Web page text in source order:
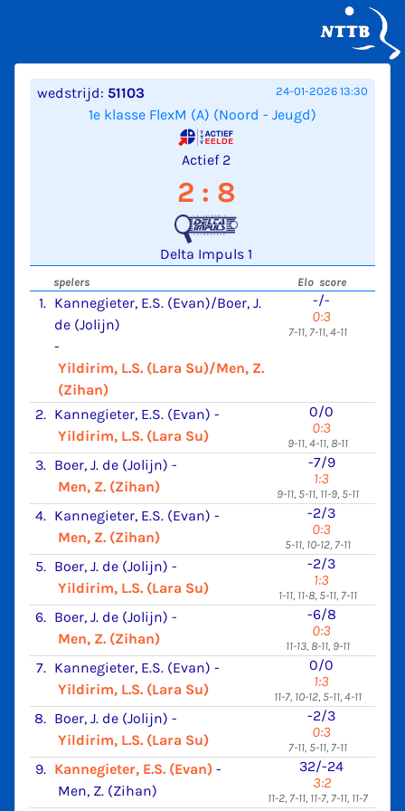
wedstrijd: 51103 24-01-2026 13:30
1e klasse FlexM (A) (Noord - Jeugd)
Actief 2
2 : 8
Delta Impuls 1
spelers Elo score
1. Kannegieter, E.S. (Evan)/Boer, J.
de (Jolijn)
-
Yildirim, L.S. (Lara Su)/Men, Z.
(Zihan)
-/-
0:3
7-11, 7-11, 4-11
2. Kannegieter, E.S. (Evan) -
Yildirim, L.S. (Lara Su)
0/0
0:3
9-11, 4-11, 8-11
3. Boer, J. de (Jolijn) -
Men, Z. (Zihan)
-7/9
1:3
9-11, 5-11, 11-9, 5-11
4. Kannegieter, E.S. (Evan) -
Men, Z. (Zihan)
-2/3
0:3
5-11, 10-12, 7-11
5. Boer, J. de (Jolijn) -
Yildirim, L.S. (Lara Su)
-2/3
1:3
1-11, 11-8, 5-11, 7-11
6. Boer, J. de (Jolijn) -
Men, Z. (Zihan)
-6/8
0:3
11-13, 8-11, 9-11
7. Kannegieter, E.S. (Evan) -
Yildirim, L.S. (Lara Su)
0/0
1:3
11-7, 10-12, 5-11, 4-11
8. Boer, J. de (Jolijn) -
Yildirim, L.S. (Lara Su)
-2/3
0:3
7-11, 5-11, 7-11
9. Kannegieter, E.S. (Evan) -
Men, Z. (Zihan)
32/-24
3:2
11-2, 7-11, 11-7, 7-11, 11-7